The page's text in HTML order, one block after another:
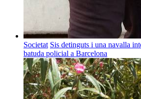
Societat Sis detinguts i una navalla
batuda policial a Barcelona